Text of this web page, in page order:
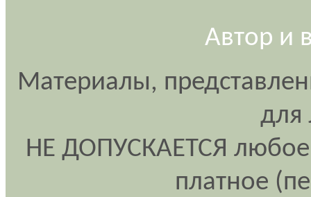
Автор и
Материалы,
для
НЕ ДОПУСКАЕТСЯ любое
платное